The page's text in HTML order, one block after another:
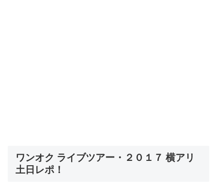
ワンオク ライブツアー・２０１７ 横アリ
土日レポ！